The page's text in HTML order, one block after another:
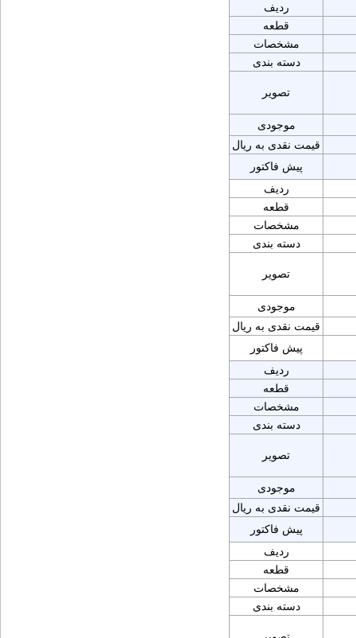
ردیف
قطعه
مشخصات
دسته بندی
تصویر
موجودی
قیمت نقدی به ریال
پیش فاکتور
ردیف
قطعه
مشخصات
دسته بندی
تصویر
موجودی
قیمت نقدی به ریال
پیش فاکتور
ردیف
قطعه
مشخصات
دسته بندی
تصویر
موجودی
قیمت نقدی به ریال
پیش فاکتور
ردیف
قطعه
مشخصات
دسته بندی